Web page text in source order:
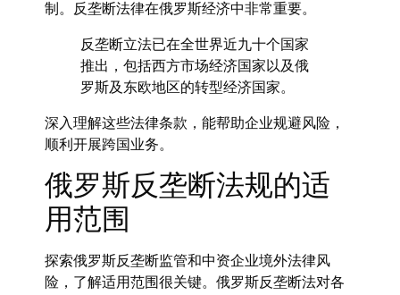
制。反垄断法律在俄罗斯经济中非常重要。
反垄断立法已在全世界近九十个国家
推出，包括西方市场经济国家以及俄
罗斯及东欧地区的转型经济国家。
深入理解这些法律条款，能帮助企业规避风险，
顺利开展跨国业务。
俄罗斯反垄断法规的适
用范围
探索俄罗斯反垄断监管和中资企业境外法律风
险 ，了解适用范围很关键。俄罗斯反垄断法对各